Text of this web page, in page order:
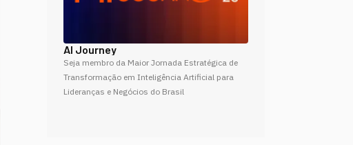
AI Journey
Seja membro da Maior Jornada Estratégica de
Transformação em Inteligência Artificial para
Lideranças e Negócios do Brasil